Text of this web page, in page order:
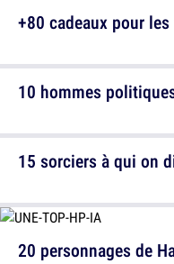
10 hommes
20 personnages de
+80 cadeaux pour
15 sorciers à qui on